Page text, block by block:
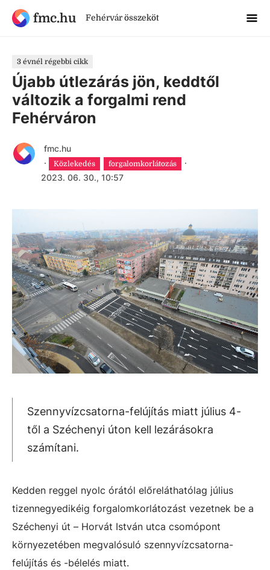
fmc.hu Fehérvár összeköt
3 évnél régebbi cikk
Újabb útlezárás jön, keddtől
változik a forgalmi rend
Fehérváron
fmc.hu
·
Közlekedés forgalomkorlátozás
·
2023. 06. 30., 10:57
Szennyvízcsatorna-felújítás miatt július 4-
től a Széchenyi úton kell lezárásokra
számítani.
Kedden reggel nyolc órától előreláthatólag július
tizennegyedikéig forgalomkorlátozást vezetnek be a
Széchenyi út – Horvát István utca csomópont
környezetében megvalósuló szennyvízcsatorna-
felújítás és -bélelés miatt.